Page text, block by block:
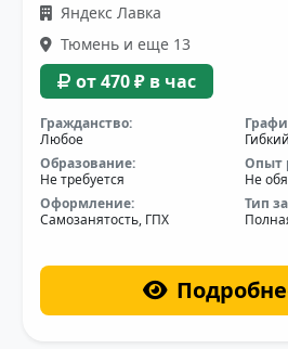
Яндекс Лавка
Тюмень и еще 13
от 470 ₽ в час
Гражданство:
Любое
Гибкий
Образование:
Не требуется
Опыт
Не
Оформление:
Самозанятость, ГПХ
Тип